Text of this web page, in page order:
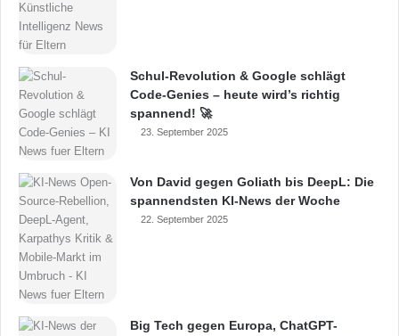
Schul-Revolution & Google schlägt
Code-Genies – heute wird’s richtig
spannend! 🚀
23. September 2025
Von David gegen Goliath bis DeepL: Die
spannendsten KI-News der Woche
22. September 2025
Big Tech gegen Europa, ChatGPT-